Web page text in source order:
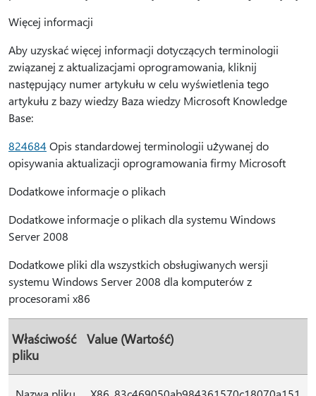
Więcej informacji
Aby uzyskać więcej informacji dotyczących terminologii
związanej z aktualizacjami oprogramowania, kliknij
następujący numer artykułu w celu wyświetlenia tego
artykułu z bazy wiedzy Baza wiedzy Microsoft Knowledge
Base:
824684 Opis standardowej terminologii używanej do
opisywania aktualizacji oprogramowania firmy Microsoft
Dodatkowe informacje o plikach
Dodatkowe informacje o plikach dla systemu Windows
Server 2008
Dodatkowe pliki dla wszystkich obsługiwanych wersji
systemu Windows Server 2008 dla komputerów z
procesorami x86
Właściwość
pliku
Value (Wartość)